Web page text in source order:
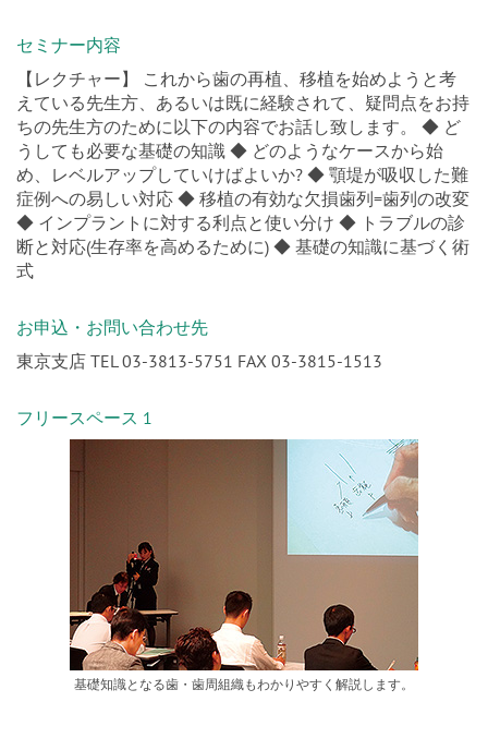
セミナー内容
【レクチャー】 これから歯の再植、移植を始めようと考
えている先生方、あるいは既に経験されて、疑問点をお持
ちの先生方のために以下の内容でお話し致します。 ◆ ど
うしても必要な基礎の知識 ◆ どのようなケースから始
め、レベルアップしていけばよいか? ◆ 顎堤が吸収した難
症例への易しい対応 ◆ 移植の有効な欠損歯列=歯列の改変
◆ インプラントに対する利点と使い分け ◆ トラブルの診
断と対応(生存率を高めるために) ◆ 基礎の知識に基づく術
式
お申込・お問い合わせ先
東京支店 TEL 03-3813-5751 FAX 03-3815-1513
フリースペース 1
基礎知識となる歯・歯周組織もわかりやすく解説します。